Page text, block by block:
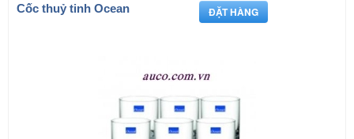
Cốc thuỷ tinh Ocean